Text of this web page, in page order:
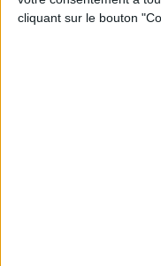
cliquant sur le bouton